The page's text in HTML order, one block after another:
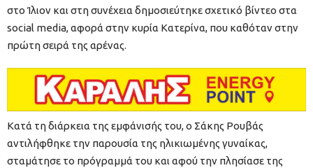
στο Ίλιον και στη συνέχεια δημοσιεύτηκε σχετικό βίντεο στα
social media, αφορά στην κυρία Κατερίνα, που καθόταν στην
πρώτη σειρά της αρένας.
Κατά τη διάρκεια της εμφάνισής του, ο Σάκης Ρουβάς
αντιλήφθηκε την παρουσία της ηλικιωμένης γυναίκας,
σταμάτησε το πρόγραμμά του και αφού την πλησίασε της